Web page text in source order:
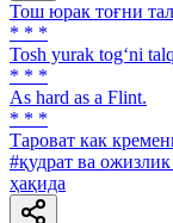
Тош юрак тоғни
* * *
Tosh yurak tog‘ni
* * *
As hard as a Flint.
* * *
Тароват как
#қудрат ва
ҳақида